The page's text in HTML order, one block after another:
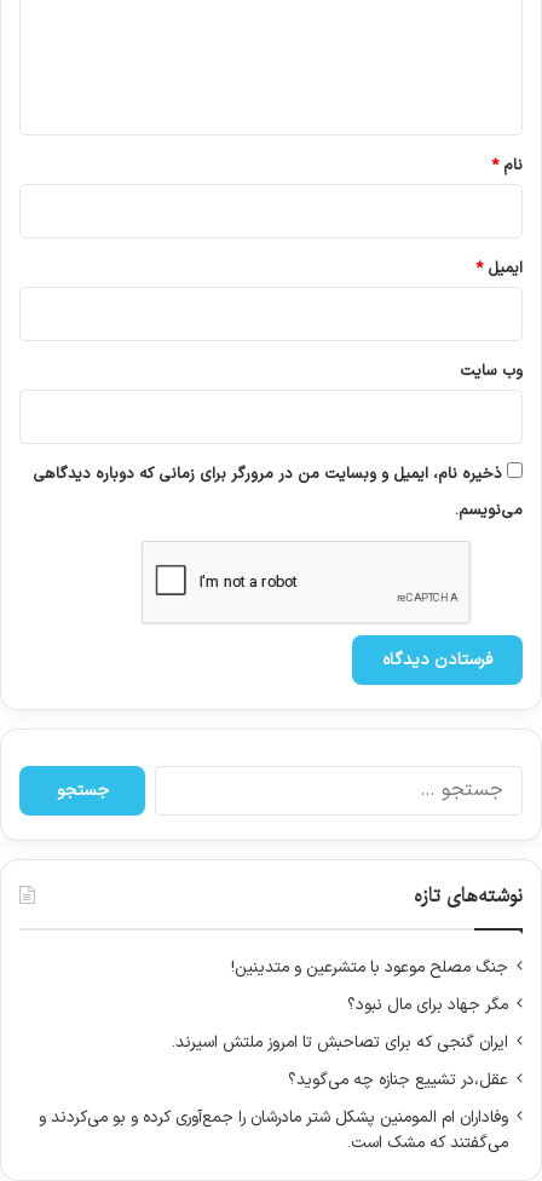
نام*
ایمیل*
وب‌ سایت
ذخیره نام، ایمیل و وبسایت من در مرورگر برای زمانی که دوباره دیدگاهی
می‌نویسم.
ج
س
ج
ر
نوشته‌های تازه
جنگ مصلح موعود با متشرعین و متدینین!
مگر جهاد برای مال نبود؟
ایران گنجی که برای تصاحبش تا امروز ملتش اسیرند.
عقل،در تشییع جنازه چه می‌گوید؟
وفاداران ام المومنین پشکل شتر مادرشان را جمع‌آوری کرده و بو می‌کردند و
می‌گفتند که مشک است.